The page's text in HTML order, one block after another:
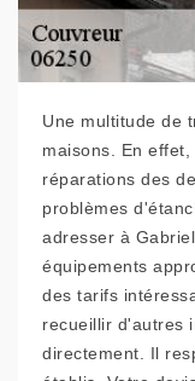
Une multitude de
maisons. En
réparations des
problèmes
adresser à
équipements
des tarifs
recueillir d'autres
directement. Il